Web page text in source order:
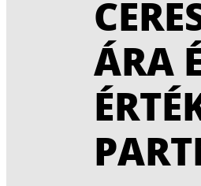
padlólap
kritikus
ÁRA